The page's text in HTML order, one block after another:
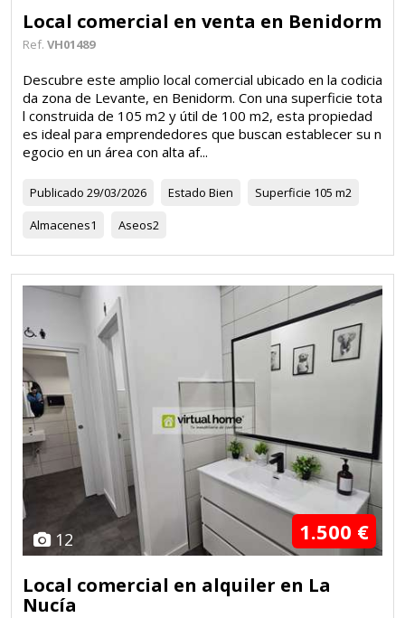
Local comercial en venta en Benidorm
Ref. VH01489
Descubre este amplio local comercial ubicado en la codicia
da zona de Levante, en Benidorm. Con una superficie tota
l construida de 105 m2 y útil de 100 m2, esta propiedad
es ideal para emprendedores que buscan establecer su n
egocio en un área con alta af...
Publicado 29/03/2026 Estado Bien Superficie 105 m2
Almacenes1 Aseos2
12 1.500 €
Local comercial en alquiler en La
Nucía